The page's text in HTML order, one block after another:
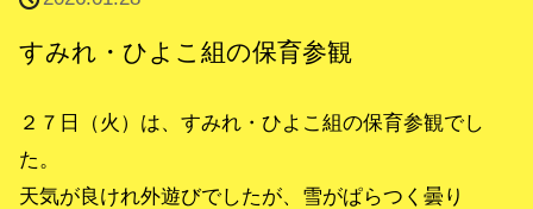
すみれ・ひよこ組の保育参観
２７日（火）は、すみれ・ひよこ組の保育参観でし
た。
天気が良けれ外遊びでしたが、雪がぱらつく曇り